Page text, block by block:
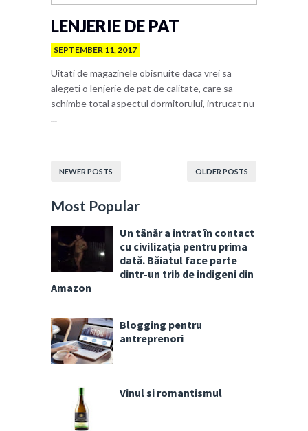
LENJERIE DE PAT
SEPTEMBER 11, 2017
Uitati de magazinele obisnuite daca vrei sa
alegeti o lenjerie de pat de calitate, care sa
schimbe total aspectul dormitorului, intrucat nu
...
NEWER POSTS OLDER POSTS
Most Popular
Un tânăr a intrat în contact
cu civilizația pentru prima
dată. Băiatul face parte
dintr-un trib de indigeni din
Amazon
Blogging pentru
antreprenori
Vinul si romantismul